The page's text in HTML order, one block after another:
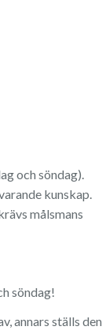
och söndag).
kunskap.
målsmans
söndag!
annars ställs den